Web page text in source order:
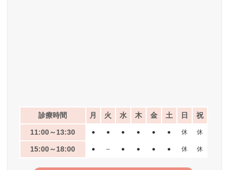
診療時間 月 火 水 木 金 土 日 祝
11:00～13:30 ● ● ● ● ● ● 休 休
15:00～18:00 ● – ● ● ● ● 休 休